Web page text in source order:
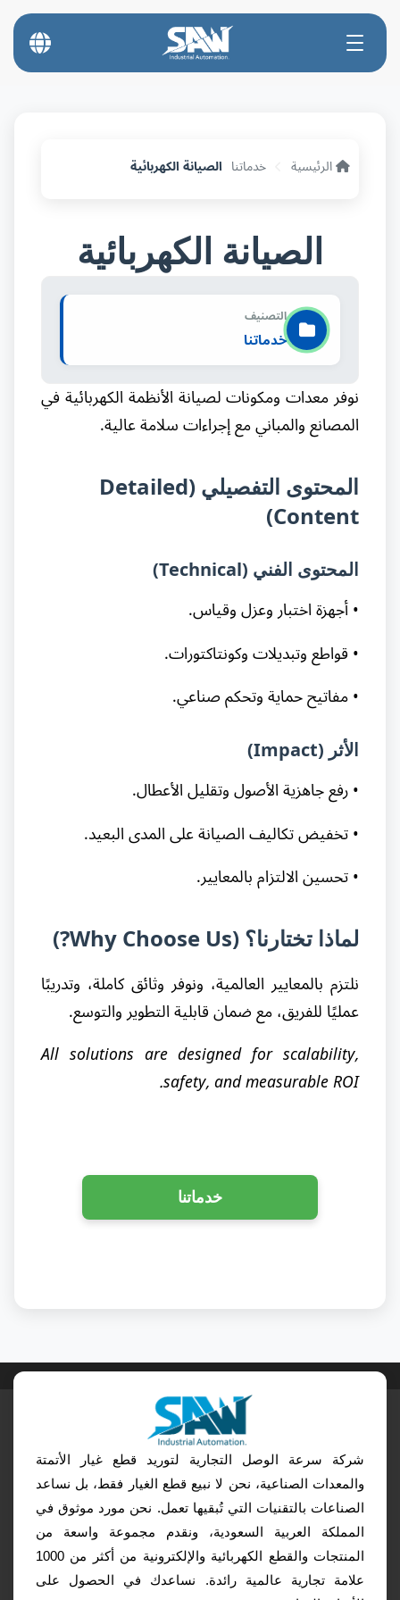
الرئيسية خدماتنا الصيانة الكهربائية
الصيانة الكهربائية
التصنيف
خدماتنا
نوفر معدات ومكونات لصيانة الأنظمة الكهربائية في
المصانع والمباني مع إجراءات سلامة عالية.
المحتوى التفصيلي (Detailed
Content)
المحتوى الفني (Technical)
• أجهزة اختبار وعزل وقياس.
• قواطع وتبديلات وكونتاكتورات.
• مفاتيح حماية وتحكم صناعي.
الأثر (Impact)
• رفع جاهزية الأصول وتقليل الأعطال.
• تخفيض تكاليف الصيانة على المدى البعيد.
• تحسين الالتزام بالمعايير.
لماذا تختارنا؟ (Why Choose Us?)
نلتزم بالمعايير العالمية، ونوفر وثائق كاملة، وتدريبًا
عمليًا للفريق، مع ضمان قابلية التطوير والتوسع.
All solutions are designed for scalability,
safety, and measurable ROI.
خدماتنا
شركة سرعة الوصل التجارية لتوريد قطع غيار الأتمتة
والمعدات الصناعية، نحن لا نبيع قطع الغيار فقط، بل نساعد
الصناعات بالتقنيات التي تُبقيها تعمل. نحن مورد موثوق في
المملكة العربية السعودية، ونقدم مجموعة واسعة من
المنتجات والقطع الكهربائية والإلكترونية من أكثر من 1000
علامة تجارية عالمية رائدة. نساعدك في الحصول على